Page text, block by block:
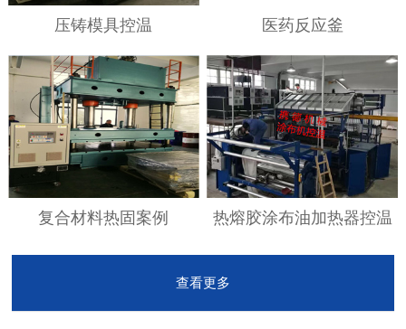
压铸模具控温 医药反应釜
复合材料热固案例 热熔胶涂布油加热器控温
查看更多